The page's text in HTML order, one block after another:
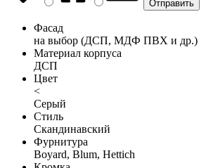
Фасад
на выбор (ДСП, МДФ ПВХ и др.)
Материал корпуса
ДСП
Цвет
<
Серый
Стиль
Скандинавский
Фурнитура
Boyard, Blum, Hettich